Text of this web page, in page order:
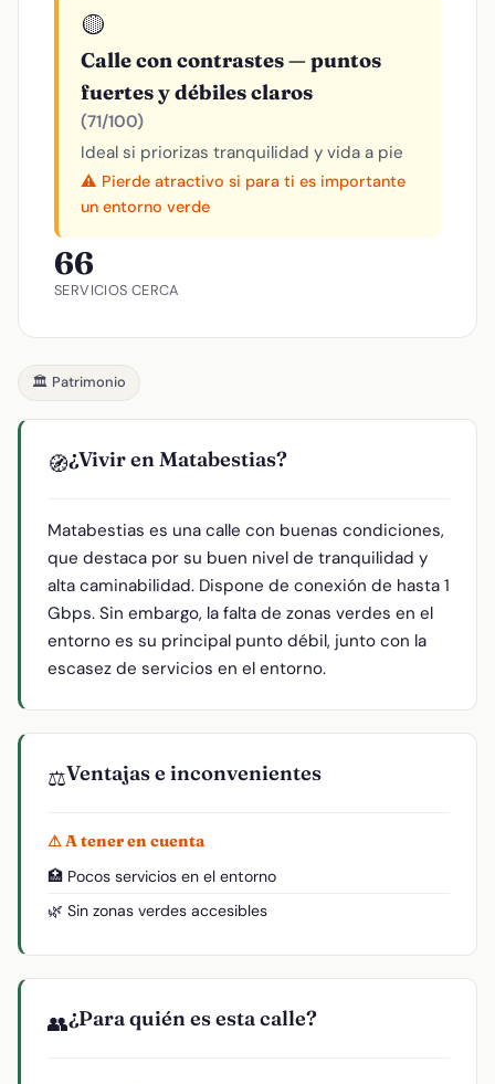
🟡
Calle con contrastes — puntos
fuertes y débiles claros
(71/100)
Ideal si priorizas tranquilidad y vida a pie
⚠️ Pierde atractivo si para ti es importante
un entorno verde
66
SERVICIOS CERCA
🏛️ Patrimonio
🧭¿Vivir en Matabestias?
Matabestias es una calle con buenas condiciones,
que destaca por su buen nivel de tranquilidad y
alta caminabilidad. Dispone de conexión de hasta 1
Gbps. Sin embargo, la falta de zonas verdes en el
entorno es su principal punto débil, junto con la
escasez de servicios en el entorno.
⚖️Ventajas e inconvenientes
⚠ A tener en cuenta
🏥 Pocos servicios en el entorno
🌿 Sin zonas verdes accesibles
👥¿Para quién es esta calle?